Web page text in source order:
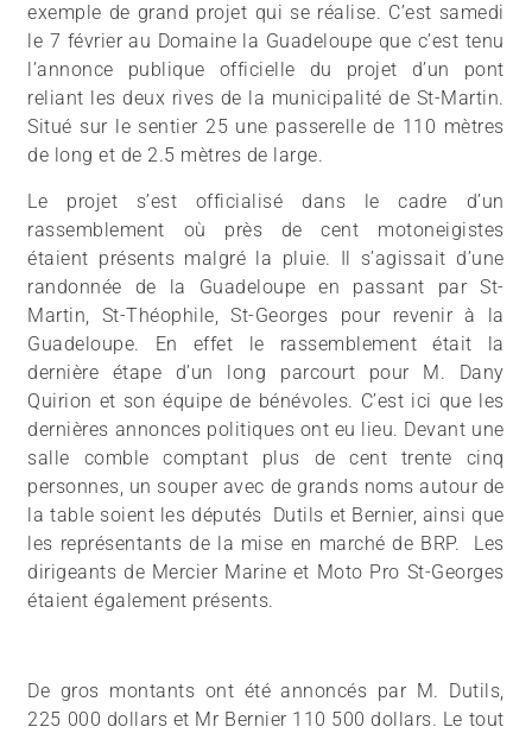
exemple de grand projet qui se réalise. C’est samedi
le 7 février au Domaine la Guadeloupe que c’est tenu
l’annonce publique officielle du projet d’un pont
reliant les deux rives de la municipalité de St-Martin.
Situé sur le sentier 25 une passerelle de 110 mètres
de long et de 2.5 mètres de large.
Le projet s’est officialisé dans le cadre d’un
rassemblement où près de cent motoneigistes
étaient présents malgré la pluie. Il s’agissait d’une
randonnée de la Guadeloupe en passant par St-
Martin, St-Théophile, St-Georges pour revenir à la
Guadeloupe. En effet le rassemblement était la
dernière étape d’un long parcourt pour M. Dany
Quirion et son équipe de bénévoles. C’est ici que les
dernières annonces politiques ont eu lieu. Devant une
salle comble comptant plus de cent trente cinq
personnes, un souper avec de grands noms autour de
la table soient les députés Dutils et Bernier, ainsi que
les représentants de la mise en marché de BRP. Les
dirigeants de Mercier Marine et Moto Pro St-Georges
étaient également présents.
De gros montants ont été annoncés par M. Dutils,
225 000 dollars et Mr Bernier 110 500 dollars. Le tout